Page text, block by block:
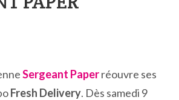
Sergeant Paperréouvre ses
Fresh Delivery. Dès samedi 9